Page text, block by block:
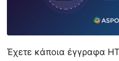
Έχετε κάποια έγγραφα